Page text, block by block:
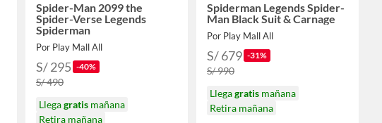
Spider-Man 2099 the
Spider-Verse Legends
Spiderman
Por Play Mall All
S/ 295 -40%
S/ 490
Llegagratis mañana
Retira mañana
Spiderman Legends Spider-
Man Black Suit & Carnage
Por Play Mall All
S/ 679 -31%
S/ 990
Llegagratis mañana
Retira mañana